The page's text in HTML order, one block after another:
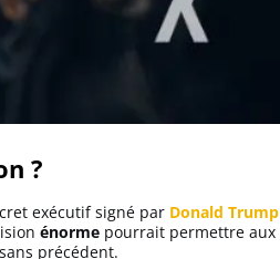
?
exécutif signé par Donald Trump
énorme pourrait permettre aux
précédent.